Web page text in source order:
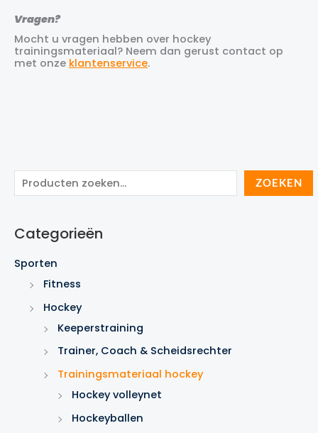
o
k
e
ZOEKEN
Categorieën
Sporten
Fitness
Hockey
Keeperstraining
Trainer, Coach & Scheidsrechter
Trainingsmateriaal hockey
Hockey volleynet
Hockeyballen
Vragen?
Mocht u vragen hebben over hockey
trainingsmateriaal? Neem dan gerust contact op
met onze klantenservice.